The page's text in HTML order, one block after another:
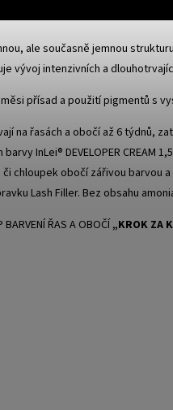
ale současně jemnou
vývoj intenzivních a
přísad a použití pigmentů s
na řasách a obočí až 6 týdnů,
InLei® DEVELOPER CREAM
chloupek obočí zářivou barvou
Lash Filler. Bez obsahu
ŘAS A OBOČÍ „KROK ZA